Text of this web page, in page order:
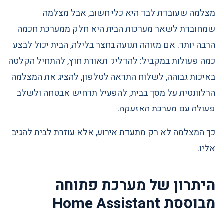
מצלמה שעובדת לבד היא כלי חשוב, אבל מצלמה
שמחוברת לשאר מערכות הבית היא חלק ממערכת חכמה
הרבה יותר. אם מזוהה תנועה בחצר בלילה, הבית יכול לבצע
כמה פעולות במקביל: להדליק תאורת חוץ, להתחיל הקלטה
באיכות גבוהה, לשלוח התראה לטלפון, להציג את המצלמה
הרלוונטית על מסך בבית, להפעיל תרחיש אבטחה ולשלב
פעולה עם מערכת האזעקה.
כך המצלמה לא רק מתעדת אירוע, אלא עוזרת לבית להגיב
אליו.
היתרון של מערכת פתוחה
מבוססת Home Assistant